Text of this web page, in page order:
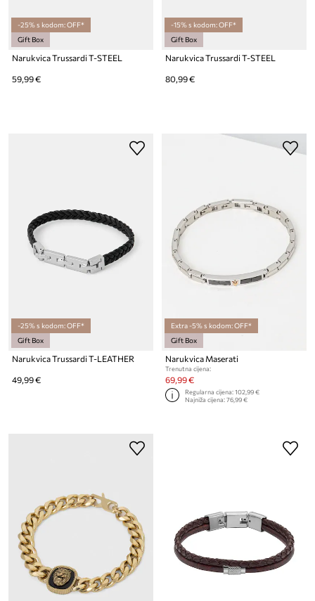
-25% s kodom: OFF*
Gift Box
Narukvica Trussardi T-STEEL
59,99 €
-15% s kodom: OFF*
Gift Box
Narukvica Trussardi T-STEEL
80,99 €
-25% s kodom: OFF*
Gift Box
Narukvica Trussardi T-LEATHER
49,99 €
Extra -5% s kodom: OFF*
Gift Box
Narukvica Maserati
Trenutna cijena:
69,99 €
Regularna cijena:102,99 €
Najniža cijena:76,99 €